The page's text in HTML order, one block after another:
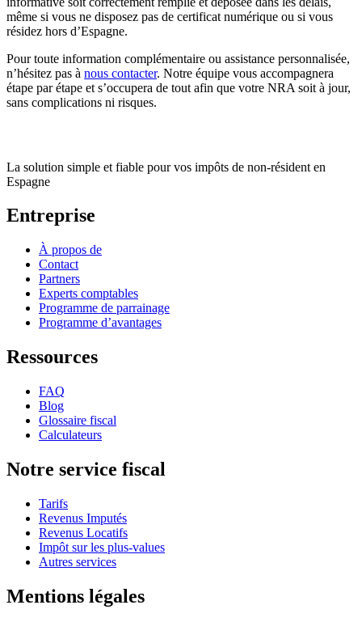
même si vous ne disposez pas de certificat numérique ou si vous
résidez hors d’Espagne.
Pour toute information complémentaire ou assistance personnalisée,
n’hésitez pas à nous contacter. Notre équipe vous accompagnera
étape par étape et s’occupera de tout afin que votre NRA soit à jour,
sans complications ni risques.
La solution simple et fiable pour vos impôts de non-résident en
Espagne
Entreprise
À propos de
Contact
Partners
Experts comptables
Programme de parrainage
Programme d’avantages
Ressources
FAQ
Blog
Glossaire fiscal
Calculateurs
Notre service fiscal
Tarifs
Revenus Imputés
Revenus Locatifs
Impôt sur les plus-values
Autres services
Mentions légales